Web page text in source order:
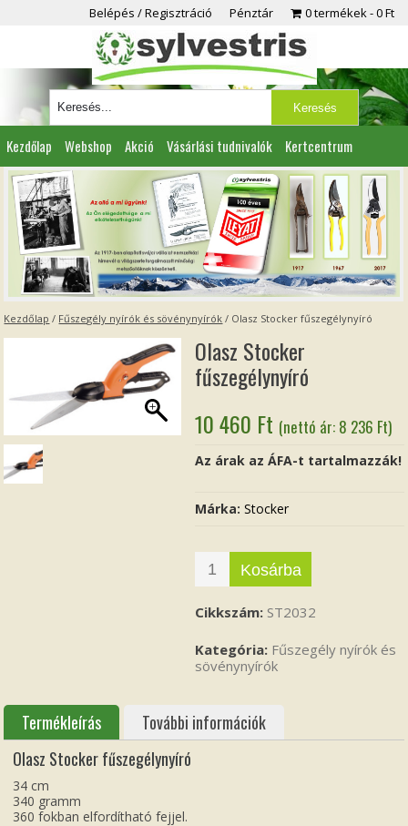
Belépés / Regisztráció Pénztár 0 termékek 0 Ft
Kezdőlap Webshop Akció Vásárlási tudnivalók Kertcentrum
Viszonteladóknak Partnereink Kapcsolat
Kezdőlap / Fűszegély nyírók és sövénynyírók / Olasz Stocker fűszegélynyíró
Olasz Stocker
fűszegélynyíró
10 460 Ft (nettó ár: 8 236 Ft)
Az árak az ÁFA-t tartalmazzák!
Márka:Stocker
Kosárba
Cikkszám: ST2032
Kategória: Fűszegély nyírók és
sövénynyírók
Termékleírás
További információk
Olasz Stocker fűszegélynyíró
34 cm
340 gramm
360 fokban elfordítható fejjel.